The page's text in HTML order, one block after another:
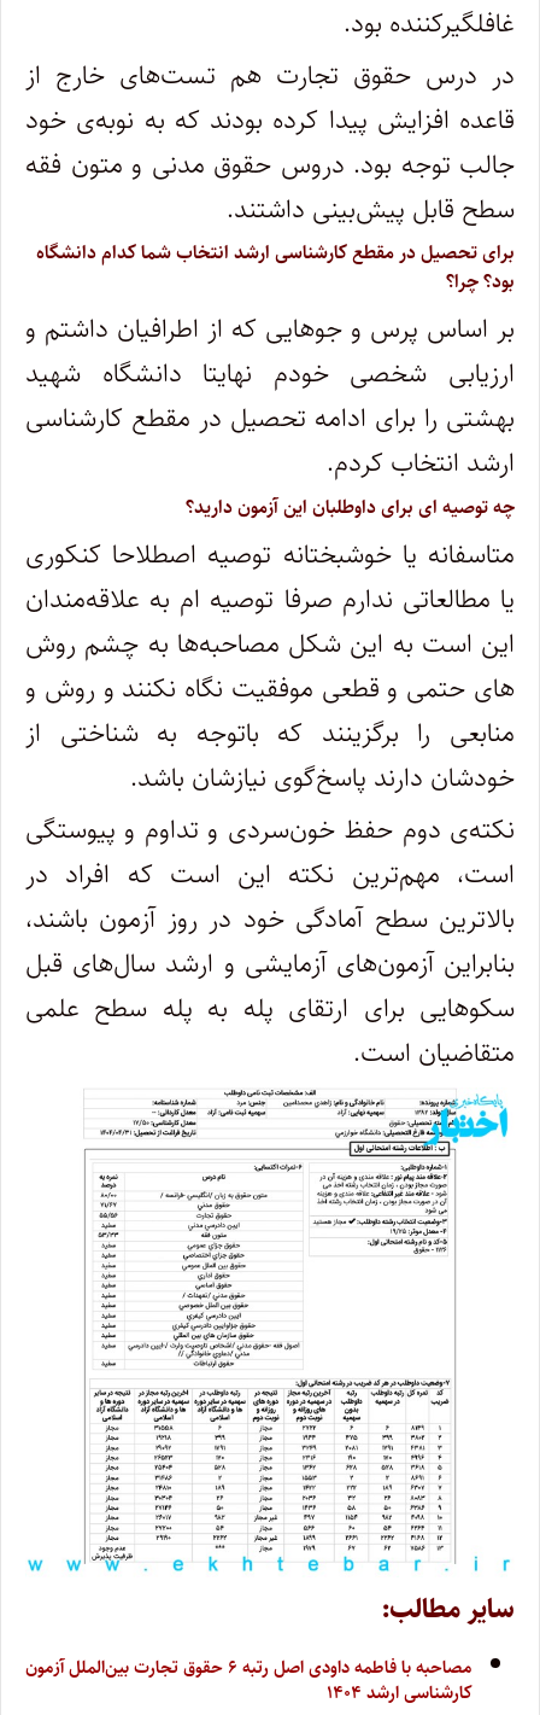
غافلگیرکننده بود.
در درس حقوق تجارت هم تست‌های خارج از
قاعده افزایش پیدا کرده بودند که به نوبه‌ی خود
جالب توجه بود. دروس حقوق مدنی و متون فقه
سطح قابل پیش‌بینی‌ داشتند.
برای تحصیل در مقطع کارشناسی ارشد انتخاب شما کدام دانشگاه
بود؟ چرا؟
بر اساس پرس و جوهایی که از اطرافیان داشتم و
ارزیابی شخصی خودم نهایتا دانشگاه شهید
بهشتی را برای ادامه‌ تحصیل در مقطع کارشناسی
ارشد انتخاب کردم.
چه توصیه ای برای داوطلبان این آزمون دارید؟
متاسفانه یا خوشبختانه توصیه‌ اصطلاحا کنکوری
یا مطالعاتی ندارم صرفا توصیه ام به علاقه‌مندان
این است به این شکل مصاحبه‌ها به چشم روش
های حتمی و قطعی موفقیت نگاه نکنند و روش و
منابعی را برگزینند که باتوجه به شناختی از
خودشان دارند پاسخ‌گوی نیازشان باشد.
نکته‌ی دوم حفظ خون‌سردی و تداوم و پیوستگی
است، مهم‌ترین نکته این است که افراد در
بالاترین سطح آمادگی خود در روز آزمون باشند،
بنابراین آزمون‌های آزمایشی و ارشد سال‌های قبل
سکوهایی برای ارتقای پله به پله سطح علمی
متقاضیان است.
سایر مطالب:
مصاحبه با فاطمه داودی اصل رتبه ۶ حقوق تجارت بین‌الملل آزمون
کارشناسی ارشد ۱۴۰۴